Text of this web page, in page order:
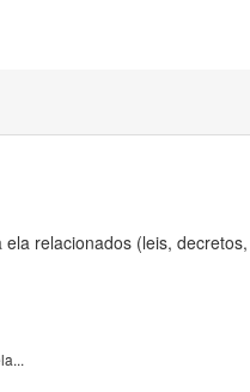
relacionados (leis,